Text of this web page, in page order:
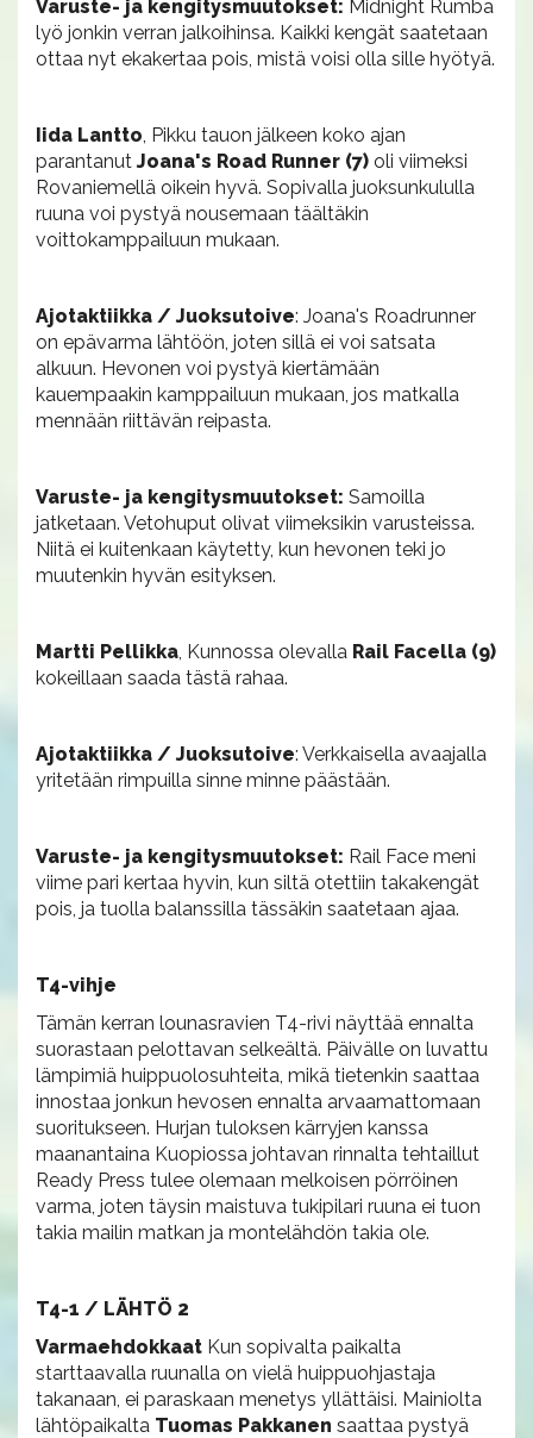
Varuste- ja kengitysmuutokset: Midnight Rumba
lyö jonkin verran jalkoihinsa. Kaikki kengät saatetaan
ottaa nyt ekakertaa pois, mistä voisi olla sille hyötyä.
Iida Lantto, Pikku tauon jälkeen koko ajan
parantanut Joana's Road Runner (7) oli viimeksi
Rovaniemellä oikein hyvä. Sopivalla juoksunkululla
ruuna voi pystyä nousemaan täältäkin
voittokamppailuun mukaan.
Ajotaktiikka / Juoksutoive: Joana's Roadrunner
on epävarma lähtöön, joten sillä ei voi satsata
alkuun. Hevonen voi pystyä kiertämään
kauempaakin kamppailuun mukaan, jos matkalla
mennään riittävän reipasta.
Varuste- ja kengitysmuutokset: Samoilla
jatketaan. Vetohuput olivat viimeksikin varusteissa.
Niitä ei kuitenkaan käytetty, kun hevonen teki jo
muutenkin hyvän esityksen.
Martti Pellikka, Kunnossa olevalla Rail Facella (9)
kokeillaan saada tästä rahaa.
Ajotaktiikka / Juoksutoive: Verkkaisella avaajalla
yritetään rimpuilla sinne minne päästään.
Varuste- ja kengitysmuutokset: Rail Face meni
viime pari kertaa hyvin, kun siltä otettiin takakengät
pois, ja tuolla balanssilla tässäkin saatetaan ajaa.
T4-vihje
Tämän kerran lounasravien T4-rivi näyttää ennalta
suorastaan pelottavan selkeältä. Päivälle on luvattu
lämpimiä huippuolosuhteita, mikä tietenkin saattaa
innostaa jonkun hevosen ennalta arvaamattomaan
suoritukseen. Hurjan tuloksen kärryjen kanssa
maanantaina Kuopiossa johtavan rinnalta tehtaillut
Ready Press tulee olemaan melkoisen pörröinen
varma, joten täysin maistuva tukipilari ruuna ei tuon
takia mailin matkan ja montelähdön takia ole.
T4-1 / LÄHTÖ 2
Varmaehdokkaat Kun sopivalta paikalta
starttaavalla ruunalla on vielä huippuohjastaja
takanaan, ei paraskaan menetys yllättäisi. Mainiolta
lähtöpaikalta Tuomas Pakkanen saattaa pystyä